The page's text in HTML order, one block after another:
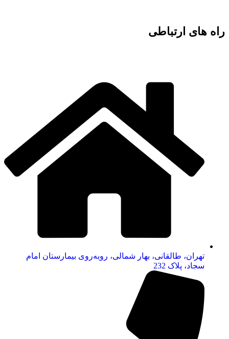
راه های ارتباطی
تهران، طالقانی، بهار شمالی، روبه‌روی بیمارستان امام
سجاد، پلاک 232